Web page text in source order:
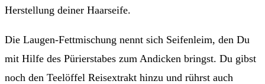
Die Laugen-Fettmischung nennt sich Seifenleim, den Du
mit Hilfe des Pürierstabes zum Andicken bringst. Du gibst
noch den Teelöffel Reisextrakt hinzu und rührst auch